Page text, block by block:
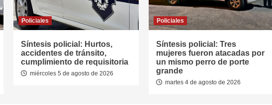
Policiales
Síntesis policial: Hurtos,
accidentes de tránsito,
cumplimiento de requisitoria
miércoles 5 de agosto de 2026
Policiales
Síntesis policial: Tres
mujeres fueron atacadas por
un mismo perro de porte
grande
martes 4 de agosto de 2026